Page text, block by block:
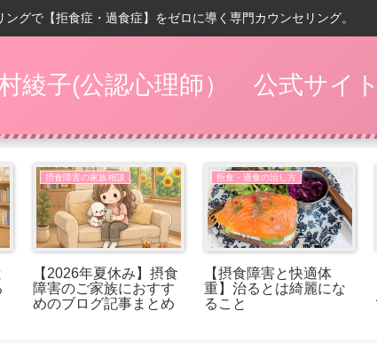
グで【拒食症・過食症】をゼロに導く専門カウンセリング。
綾子(公認心理師） 公式サイト
摂食障害の家族相談
【2026年夏休み】摂食
障害のご家族におすす
めのブログ記事まとめ
拒食・過食の治し方
【摂食障害と快適体
重】治るとは綺麗にな
ること